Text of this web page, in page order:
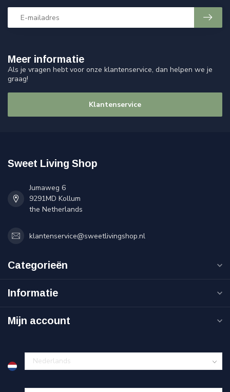
Meer informatie
Als je vragen hebt voor onze klantenservice, dan helpen we je
graag!
Klantenservice
Sweet Living Shop
Jumaweg 6
9291MD Kollum
the Netherlands
klantenservice@sweetlivingshop.nl
Categorieën
Informatie
Mijn account